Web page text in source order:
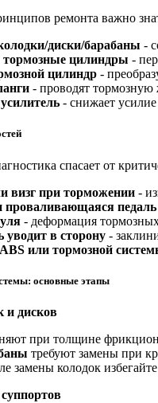
ремонта важно
диски/барабаны -
цилиндры -
цилиндр -
- проводят тормозную
- снижает усилие
спасает от
визг при торможении -
педаль
- деформация
уводит в сторону -
или тормозной
основные этапы
и дисков
при толщине
требуют замены при
замены колодок